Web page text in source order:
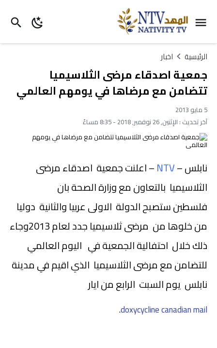
الرئيسية اخبار
جمعية اصدقاء مرضى الثلاسيميا
تتضامن مع مرضاها في يومهم العالمي
5 مايو 2013
آخر تحديث : الإثنين, 26 نوفمبر, 2018 - 8:35 مساءً
نابلس –NTV– اعلنت جمعية اصدقاء مرضى
الثلاسيميا بالتعاون مع وزارة الصحة بان
فلسطين ستصبح الدولة الاولى عربيا والثانية دوليا
من خلوها من مرضى ثلاسيميا جدد لعام 2013وجاء
ذلك خلال احتفالية الجمعية في اليوم العالمي
للتضامن مع مرضى الثلاسيميا الذي اقيم في مدينة
نابلس يوم السبت الرابع من ايار
doxycycline canadian mail
.